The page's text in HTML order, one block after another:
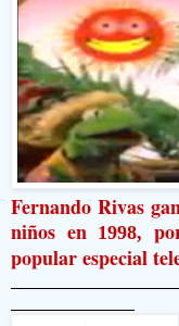
Fernando Rivas
niños en 1998,
popular especial